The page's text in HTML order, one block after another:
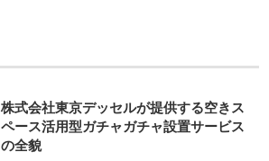
株式会社東京デッセルが提供する空きス
ペース活用型ガチャガチャ設置サービス
の全貌